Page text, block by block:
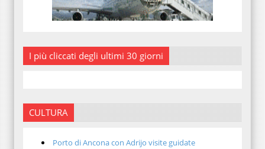
I più cliccati degli ultimi 30 giorni
CULTURA
Porto di Ancona con Adrijo visite guidate